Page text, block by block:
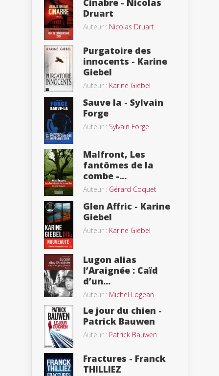
Cinabre - Nicolas
Druart
Auteur : Nicolas Druart
Purgatoire des
innocents - Karine
Giebel
Auteur : Karine Giebel
Sauve la - Sylvain
Forge
Auteur : Sylvain Forge
Malfront, Les
fantômes de la
combe -...
Auteur : Gérard Coquet
Glen Affric - Karine
Giebel
Auteur : Karine Giebel
Lugon alias
l’Araignée : Caïd
d’un...
Auteur : Michel Logean
Le jour du chien -
Patrick Bauwen
Auteur : Patrick Bauwen
Fractures - Franck
THILLIEZ